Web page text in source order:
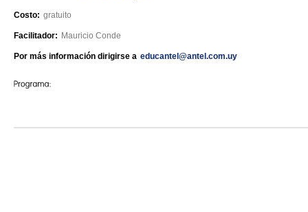
Costo: gratuito
Facilitador: Mauricio Conde
Por más información dirigirse a educantel@antel.com.uy